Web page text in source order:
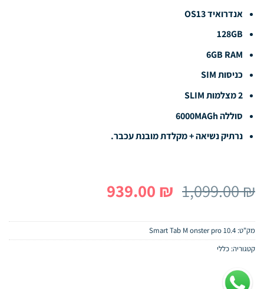
אנדרואיד OS13
128GB
6GB RAM
כניסות SIM
2 מצלמות SLIM
סוללה 6000MAGh
נרתיק נשיאה + מקלדת מובנת עכבר.
1,099.00₪ המחיר
היה:
1,099.00 ₪.
939.00 ₪ המחיר
הוא:
939.00 ₪. מק"ט: Smart Tab M onster pro 10.4
קטגוריה: כללי